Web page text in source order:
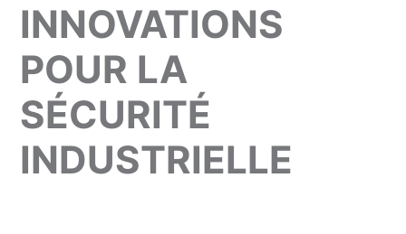
INNOVATIONS
POUR LA
SÉCURITÉ
INDUSTRIELLE